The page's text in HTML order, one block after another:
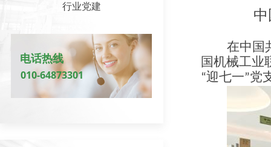
在中国
国机械工业
“迎七一”党
行业党建
010-64873301
电话热线